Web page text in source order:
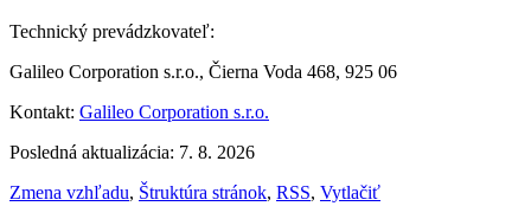
Technický prevádzkovateľ:
Galileo Corporation s.r.o., Čierna Voda 468, 925 06
Kontakt: Galileo Corporation s.r.o.
Posledná aktualizácia: 7. 8. 2026
Zmena vzhľadu, Štruktúra stránok, RSS, Vytlačiť